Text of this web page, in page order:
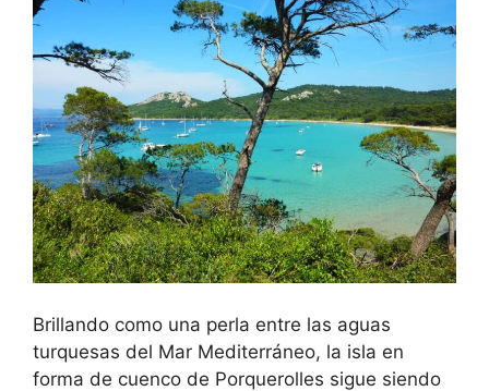
Brillando como una perla entre las aguas
turquesas del Mar Mediterráneo, la isla en
forma de cuenco de Porquerolles sigue siendo